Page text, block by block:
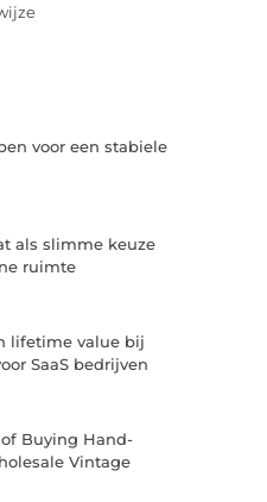
voor een stabiele
als slimme keuze
ruimte
lifetime value bij
SaaS bedrijven
Buying Hand-
Vintage